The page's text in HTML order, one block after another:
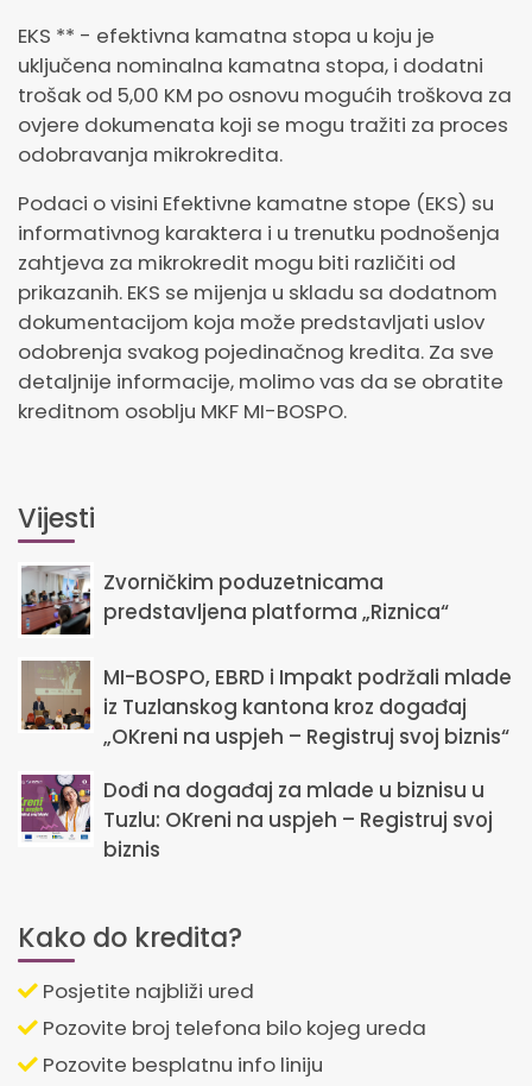
EKS ** - efektivna kamatna stopa u koju je
uključena nominalna kamatna stopa, i dodatni
trošak od 5,00 KM po osnovu mogućih troškova za
ovjere dokumenata koji se mogu tražiti za proces
odobravanja mikrokredita.
Podaci o visini Efektivne kamatne stope (EKS) su
informativnog karaktera i u trenutku podnošenja
zahtjeva za mikrokredit mogu biti različiti od
prikazanih. EKS se mijenja u skladu sa dodatnom
dokumentacijom koja može predstavljati uslov
odobrenja svakog pojedinačnog kredita. Za sve
detaljnije informacije, molimo vas da se obratite
kreditnom osoblju MKF MI-BOSPO.
Vijesti
Zvorničkim poduzetnicama
predstavljena platforma „Riznica“
MI-BOSPO, EBRD i Impakt podržali mlade
iz Tuzlanskog kantona kroz događaj
„OKreni na uspjeh – Registruj svoj biznis“
Dođi na događaj za mlade u biznisu u
Tuzlu: OKreni na uspjeh – Registruj svoj
biznis
Kako do kredita?
Posjetite najbliži ured
Pozovite broj telefona bilo kojeg ureda
Pozovite besplatnu info liniju